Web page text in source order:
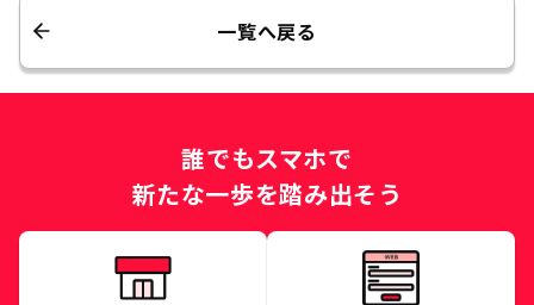
一覧へ戻る
誰でもスマホで
新たな一歩を踏み出そう